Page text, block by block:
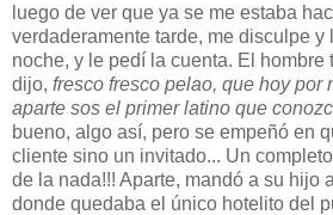
luego de ver que ya se me estaba
verdaderamente tarde, me disculpe y
noche, y le pedí la cuenta. El hombre
dijo, fresco fresco pelao, que hoy por
aparte sos el primer latino que
bueno, algo así, pero se empeñó en
cliente sino un invitado... Un
de la nada!!! Aparte, mandó a su hijo
donde quedaba el único hotelito del